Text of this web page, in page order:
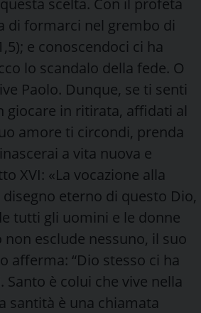
di formarci nel grembo di
e conoscendoci ci ha
lo scandalo della fede. O
Paolo. Dunque, se ti senti
giocare in ritirata, affidati al
amore ti circondi, prenda
a vita nuova e
XVI: «La vocazione alla
eterno di questo Dio,
tutti gli uomini e le donne
esclude nessuno, il suo
afferma: “Dio stesso ci ha
è colui che vive nella
santità è una chiamata